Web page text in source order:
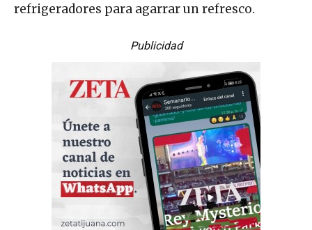
refrigeradores para agarrar un refresco.
Publicidad